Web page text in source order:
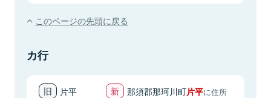
このページの先頭に戻る
カ行
片平 那須郡那珂川町片平に住所